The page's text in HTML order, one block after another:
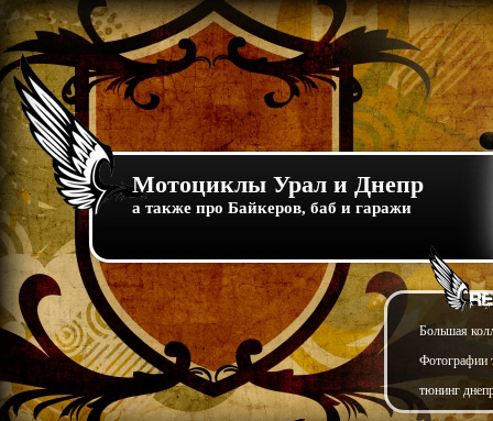
Мотоциклы Урал и Днепр
а также про Байкеров, баб и гаражи
Большая
Фотографии
тюнинг